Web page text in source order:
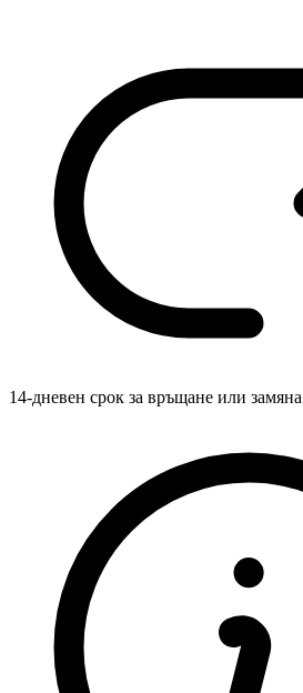
14-дневен срок за връщане или замяна